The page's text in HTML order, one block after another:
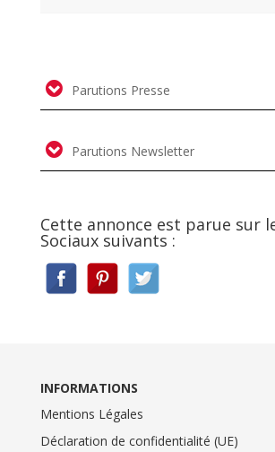
Parutions Presse
Parutions Newsletter
Cette annonce est parue sur
Sociaux suivants :
INFORMATIONS
Mentions Légales
Déclaration de confidentialité (UE)